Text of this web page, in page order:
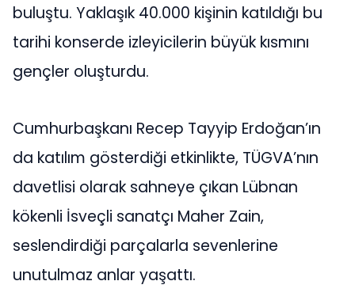
buluştu. Yaklaşık 40.000 kişinin katıldığı bu
tarihi konserde izleyicilerin büyük kısmını
gençler oluşturdu.
Cumhurbaşkanı Recep Tayyip Erdoğan’ın
da katılım gösterdiği etkinlikte, TÜGVA’nın
davetlisi olarak sahneye çıkan Lübnan
kökenli İsveçli sanatçı Maher Zain,
seslendirdiği parçalarla sevenlerine
unutulmaz anlar yaşattı.